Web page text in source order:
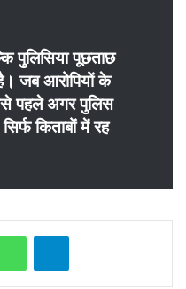
पुलिसिया पूछताछ
जब आरोपियों के
पहले अगर पुलिस
किताबों में रह
WhatsAppTelegram